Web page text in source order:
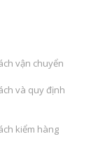
vận chuyển
và quy định
kiểm hàng